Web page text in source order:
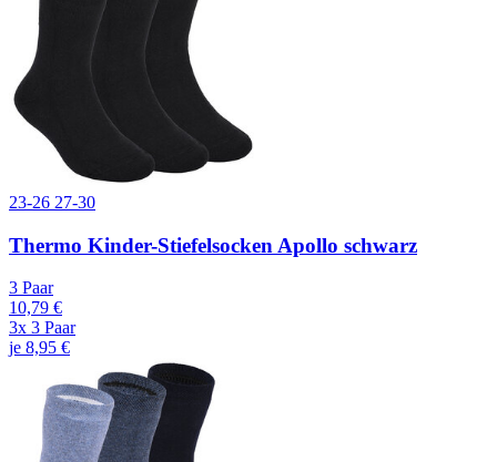
23-26 27-30
Thermo Kinder-Stiefelsocken Apollo schwarz
3 Paar
10,79 €
3x 3 Paar
je 8,95 €